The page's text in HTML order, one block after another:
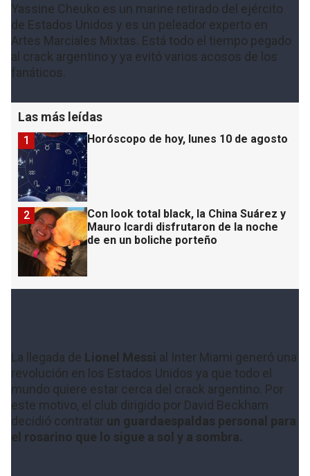
Yassine Cheuko es un marine retirado del ejército
de Estados Unidos y es un peleador experto en
Artes Marciales Mixtas. Está todo el tiempo pegado
al crack argentino y ya evitó varios acosos de los
fanáticos.
Las más leídas
Horóscopo de hoy, lunes 10 de agosto
1
Con look total black, la China Suárez y
Mauro Icardi disfrutaron de la noche
de en un boliche porteño
2
La llegada de Lionel Messi al Inter Miami generó una
revolución en los Estados Unidos ya que todo el
mundo quiere estar cerca del crack argentino. Por
este motivo, el club dirigido por David Beckham
decidió contratar un guardaespaldas personal para
el rosarino que lo sigue a sol y a sombra.